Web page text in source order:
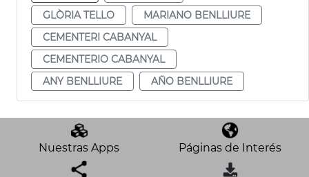
GLÒRIA TELLO
MARIANO BENLLIURE
CEMENTERI CABANYAL
CEMENTERIO CABANYAL
ANY BENLLIURE
AÑO BENLLIURE
Nuestras Apps Páginas de Interés